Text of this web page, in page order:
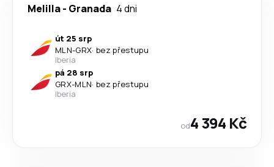
Melilla- Granada 4 dni
út 25 srp
MLN-GRX· bez přestupu
Iberia
pá 28 srp
GRX-MLN· bez přestupu
Iberia
od4 394 Kč